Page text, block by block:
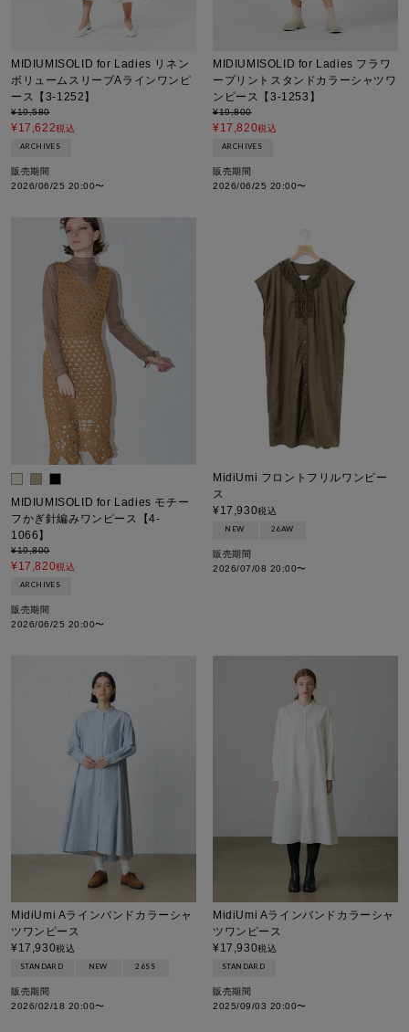
MIDIUMISOLID for Ladies リネン
ボリュームスリーブAラインワンピ
ース【3-1252】
¥19,580
¥17,622税込
ARCHIVES
販売期間
2026/06/25 20:00〜
MIDIUMISOLID for Ladies フラワ
ープリントスタンドカラーシャツワ
ンピース【3-1253】
¥19,800
¥17,820税込
ARCHIVES
販売期間
2026/06/25 20:00〜
MIDIUMISOLID for Ladies モチー
フかぎ針編みワンピース【4-
1066】
¥19,800
¥17,820税込
ARCHIVES
販売期間
2026/06/25 20:00〜
MidiUmi フロントフリルワンピー
ス
¥17,930税込
NEW 26AW
販売期間
2026/07/08 20:00〜
MidiUmi Aラインバンドカラーシャ
ツワンピース
¥17,930税込
STANDARD NEW 26SS
販売期間
2026/02/18 20:00〜
MidiUmi Aラインバンドカラーシャ
ツワンピース
¥17,930税込
STANDARD
販売期間
2025/09/03 20:00〜